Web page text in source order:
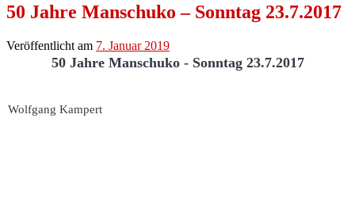
50 Jahre Manschuko – Sonntag 23.7.2017
Veröffentlicht am 7. Januar 2019
50 Jahre Manschuko - Sonntag 23.7.2017
Wolfgang Kampert